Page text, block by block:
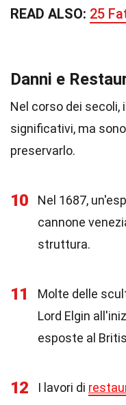
READ ALSO: 25
Danni e
Nel corso dei secoli,
significativi, ma
preservarlo.
10
Nel 1687,
cannone
struttura.
11
Molte delle
Lord Elgin
esposte al
12 I lavori di